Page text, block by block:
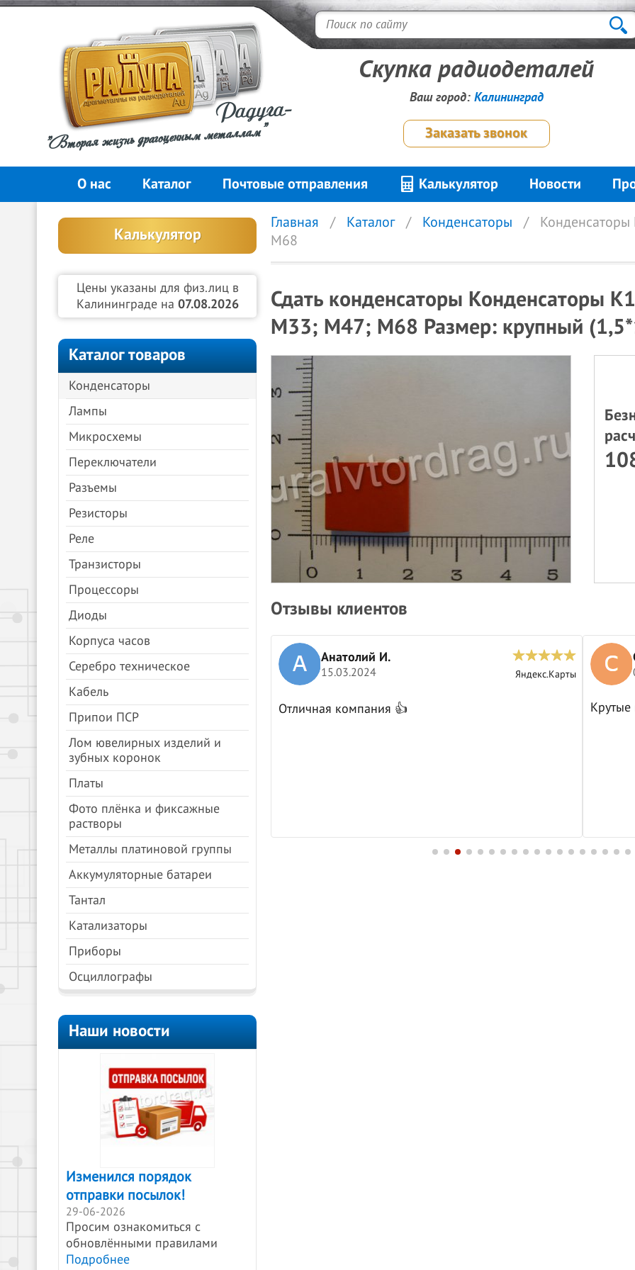
Радуга-
"Вторая жизнь драгоценным металлам"
Скупка радиодеталей
Ваш город: Калининград
Заказать звонок
О нас Каталог Почтовые отправления Калькулятор Новости
Калькулятор
Цены указаны для физ.лиц в
Калининграде на 07.08.2026
Каталог товаров
Конденсаторы
Лампы
Микросхемы
Переключатели
Разъемы
Резисторы
Реле
Транзисторы
Процессоры
Диоды
Корпуса часов
Серебро техническое
Кабель
Припои ПСР
Лом ювелирных изделий и
зубных коронок
Платы
Фото плёнка и фиксажные
растворы
Металлы платиновой группы
Аккумуляторные батареи
Тантал
Катализаторы
Приборы
Осциллографы
Наши новости
Изменился порядок
отправки посылок!
29-06-2026
Просим ознакомиться с
обновлёнными правилами
Подробнее
Главная Каталог Конденсаторы
М68
Сдать конденсаторы Конденсаторы
М33; М47; М68 Размер: крупный
Отзывы клиентов
igrik балакин
, как и читал в отзывах вполне
ребята , хороший зал ожидания , так
очередь значит лучший пункт на районе ,
и мой глаз не обмануть )))
Анатолий И.
15.03.2024 Яндекс.Карты
Отличная компания 👍 Крутые